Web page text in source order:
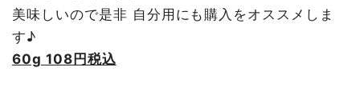
美味しいので是非 自分用にも購入をオススメしま
す♪
60g 108円税込